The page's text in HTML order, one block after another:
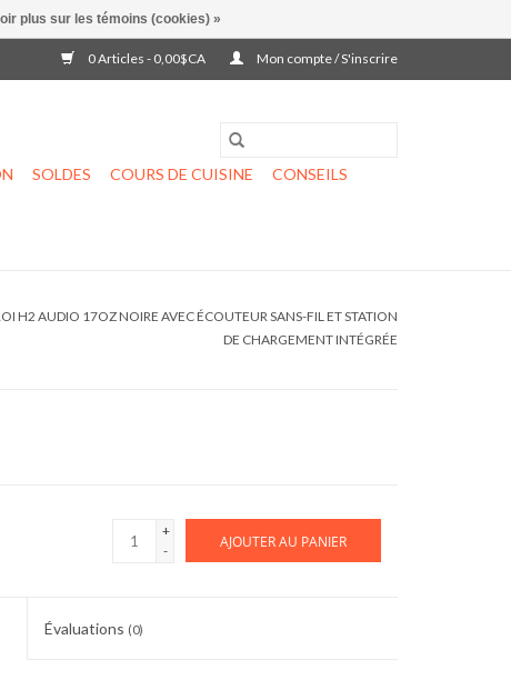
0 Articles - 0,00$CA Mon compte / S'inscrire
SOLDES COURS DE CUISINE
CONSEILS
H2 AUDIO 17OZ NOIRE AVEC ÉCOUTEUR SANS-FIL ET STATION
DE CHARGEMENT INTÉGRÉE
+
-
AJOUTER AU PANIER
Évaluations (0)
plus sur les témoins (cookies) »